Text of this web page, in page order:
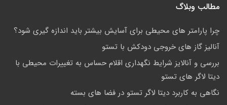
مطالب وبلاگ
چرا پارامتر های محیطی برای آسایش بیشتر باید اندازه گیری شود؟
آنالیز گاز های خروجی دودکش با تستو
بررسی و آنالایز شرایط نگهداری اقلام حساس به تغییرات محیطی با
دیتا لاگر های تستو
نگاهی به کاربرد دیتا لاگر تستو در فضا های بسته